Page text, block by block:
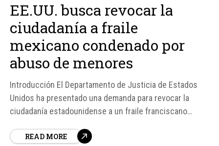
EE.UU. busca revocar la
ciudadanía a fraile
mexicano condenado por
abuso de menores
Introducción El Departamento de Justicia de Estados
Unidos ha presentado una demanda para revocar la
ciudadanía estadounidense a un fraile franciscano
condenado en 2019 por abuso sexual de menores.
READ MORE